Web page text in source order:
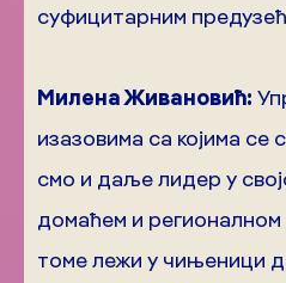
суфицитарним
Милена Живановић:
изазовима са којима се
смо и даље лидер у
домаћем и
томе лежи у чињеници